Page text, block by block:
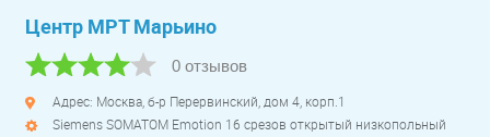
Центр МРТ Марьино
0 отзывов
Адрес: Москва, б-р Перервинский, дом 4, корп.1
Siemens SOMATOM Emotion 16 срезов открытый низкопольный